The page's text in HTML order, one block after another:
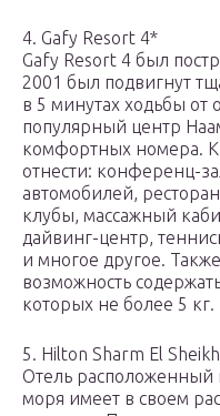
4. Gafy Resort 4*
Gafy Resort 4 был
2001 был подвигнут
в 5 минутах ходьбы от
популярный центр
комфортных номера.
отнести: конференц-
автомобилей,
клубы, массажный
дайвинг-центр,
и многое другое.
возможность
которых не более 5 кг.
5. Hilton Sharm El
Отель расположенный
моря имеет в своем